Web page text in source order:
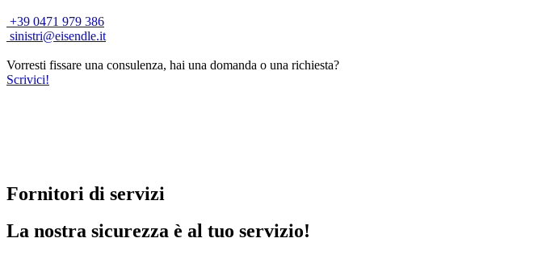
+39 0471 979 386
sinistri@eisendle.it
Vorresti fissare una consulenza, hai una domanda o una richiesta?
Scrivici!
Fornitori di servizi
La nostra sicurezza è al tuo servizio!